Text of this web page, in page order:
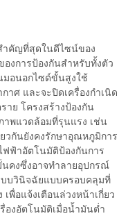
ำคัญที่สุดในดีไซน์ของ
งการป้องกันสำหรับทั้งตัว
มอนอกไซด์ขั้นสูงใช้
าศ และจะปิดเครื่องกำเนิด
ย โครงสร้างป้องกัน
พแวดล้อมที่รุนแรง เช่น
กันยังคงรักษาอุณหภูมิการ
ฟ้าอัตโนมัติป้องกันการ
คงซึ่งอาจทำลายอุปกรณ์
บบวินิจฉัยแบบครอบคลุมที่
พื่อแจ้งเตือนล่วงหน้าเกี่ยว
งอัตโนมัติเมื่อน้ำมันต่ำ